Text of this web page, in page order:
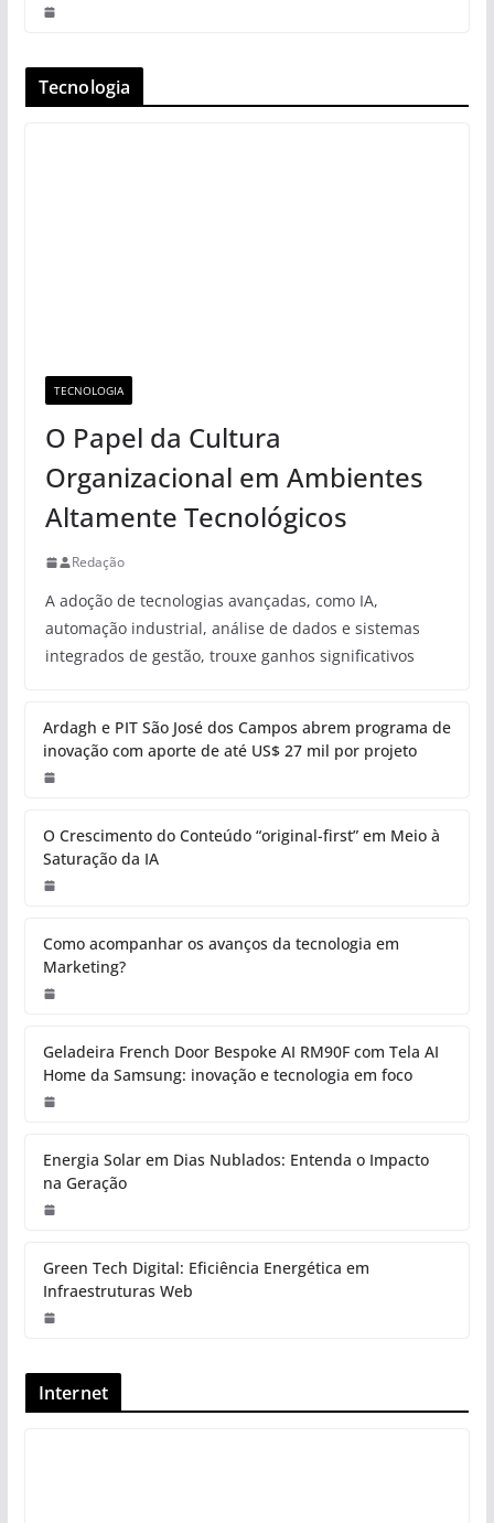
Tecnologia
TECNOLOGIA
O Papel da Cultura
Organizacional em Ambientes
Altamente Tecnológicos
Redação
A adoção de tecnologias avançadas, como IA,
automação industrial, análise de dados e sistemas
integrados de gestão, trouxe ganhos significativos
Ardagh e PIT São José dos Campos abrem programa de
inovação com aporte de até US$ 27 mil por projeto
O Crescimento do Conteúdo “original-first” em Meio à
Saturação da IA
Como acompanhar os avanços da tecnologia em
Marketing?
Geladeira French Door Bespoke AI RM90F com Tela AI
Home da Samsung: inovação e tecnologia em foco
Energia Solar em Dias Nublados: Entenda o Impacto
na Geração
Green Tech Digital: Eficiência Energética em
Infraestruturas Web
Internet